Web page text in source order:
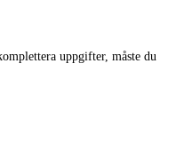
uppgifter, måste du